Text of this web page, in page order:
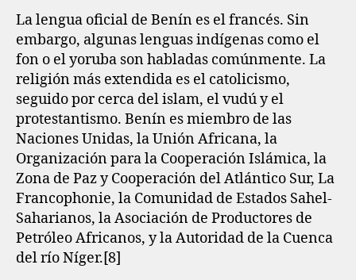
La lengua oficial de Benín es el francés. Sin
embargo, algunas lenguas indígenas como el
fon o el yoruba son habladas comúnmente. La
religión más extendida es el catolicismo,
seguido por cerca del islam, el vudú y el
protestantismo. Benín es miembro de las
Naciones Unidas, la Unión Africana, la
Organización para la Cooperación Islámica, la
Zona de Paz y Cooperación del Atlántico Sur, La
Francophonie, la Comunidad de Estados Sahel-
Saharianos, la Asociación de Productores de
Petróleo Africanos, y la Autoridad de la Cuenca
del río Níger.[8]​